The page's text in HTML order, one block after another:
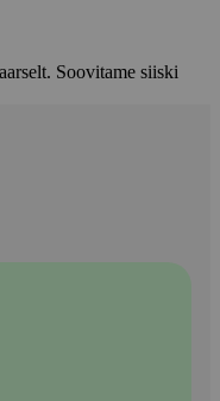
Soovitame siiski